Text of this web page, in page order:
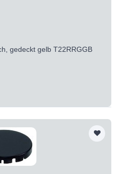
gedeckt gelb T22RRGGB